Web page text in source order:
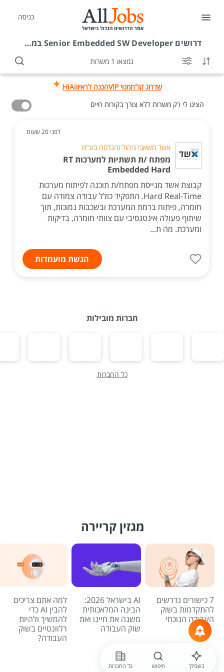
כניסה
דרושים Senior Embedded SW Developer במודיעין מכבים רעות
נמצאו 1 משרות
שדרוג קו"חמנוי VIP הכנה לראיוןHiAi
הציגו לי רק משרות ללא צורך בקורות חיים
לפני 20 שעות
אשד משאבי ניהול והנדסה בע"מ
מפתח /ת תשתיות למערכות RT
Embedded Hard
קבוצת אשד מגייסת מפתח/ת תוכנה לפיתוח מערכות
Hard Real-Time. התפקיד כולל עבודה צמודה עם
חומרה, פיתוח ברמת המערכת ובשכבות נמוכות, תוך
שיתוף פעולה אינטנסיבי עם צוותי חומרה, בדיקות
ומערכת. מה ת...
הגשת מועמדות
חברות מובילות
כל החברות
מגזין קריירה
7 כישורים נדרשים
להתקדמות בשוק
העבודה הנוכחי
AI בישראל 2026:
הבינה המלאכותית
משנה את חיינו ואת
שוק העבודה
למה אתם צריכים
להבין AI כדי
להמשיך ולהיות
רלוונטיים בשוק
העבודה?
לכל הכתבות
בשבילך חיפוש כל החברות